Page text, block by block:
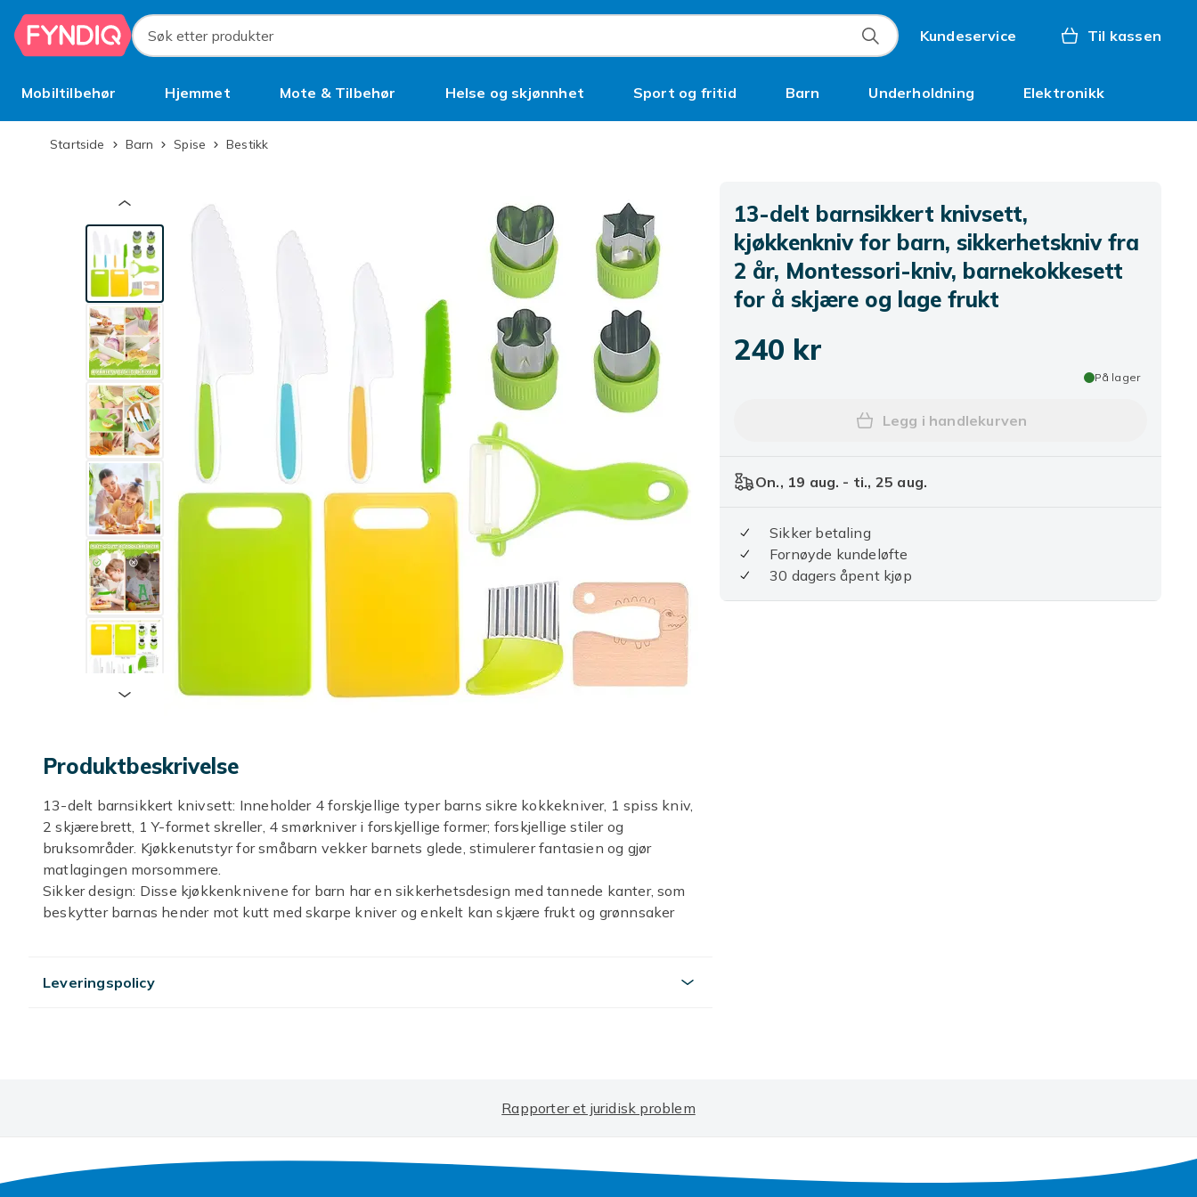
Hopp til hovedinnhold
Søk etter produkter
Kundeservice Til kassen
Mobiltilbehør Hjemmet Mote & Tilbehør Helse og skjønnhet Sport og fritid Barn Underholdning Elektronikk
BruktStartside Barn Spise Bestikk
Produktbeskrivelse
13-delt barnsikkert knivsett: Inneholder 4 forskjellige typer barns sikre kokkekniver, 1 spiss kniv,
2 skjærebrett, 1 Y-formet skreller, 4 smørkniver i forskjellige former; forskjellige stiler og
bruksområder. Kjøkkenutstyr for småbarn vekker barnets glede, stimulerer fantasien og gjør
matlagingen morsommere.
Sikker design: Disse kjøkkenknivene for barn har en sikkerhetsdesign med tannede kanter, som
beskytter barnas hender mot kutt med skarpe kniver og enkelt kan skjære frukt og grønnsaker
matkvalitet, PP og andre materialer med høy kvalitet og god utførelse, og er ikke lett å bryte eller
bursdagsgave til barna dine for å vekke deres interesse for matlaging og føre dem til kjøkkenet
85567bd8-9139-47c8-8d78-b67e72073237
Leveringspolicy
13-delt barnsikkert knivsett,
kjøkkenkniv for barn, sikkerhetskniv fra
2 år, Montessori-kniv, barnekokkesett
for å skjære og lage frukt
240 kr
På lager
Legg 13-delt barnsikkert knivsett,
Legg i handlekurven
On., 19 aug. - ti., 25 aug.
Sikker betaling
Fornøyde kundeløfte
30 dagers åpent kjøp
Rapporter et juridisk problem